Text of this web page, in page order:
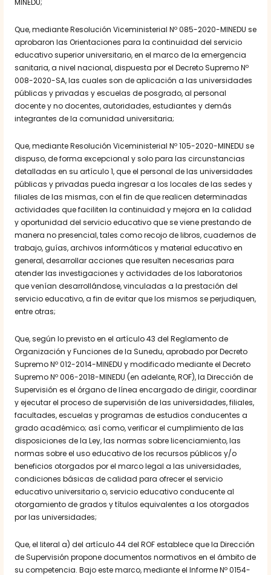
MINEDU;
Que, mediante Resolución Viceministerial Nº 085-2020-MINEDU se
aprobaron las Orientaciones para la continuidad del servicio
educativo superior universitario, en el marco de la emergencia
sanitaria, a nivel nacional, dispuesta por el Decreto Supremo Nº
008-2020-SA, las cuales son de aplicación a las universidades
públicas y privadas y escuelas de posgrado, al personal
docente y no docentes, autoridades, estudiantes y demás
integrantes de la comunidad universitaria;
Que, mediante Resolución Viceministerial Nº 105-2020-MINEDU se
dispuso, de forma excepcional y solo para las circunstancias
detalladas en su artículo 1, que el personal de las universidades
públicas y privadas pueda ingresar a los locales de las sedes y
filiales de las mismas, con el fin de que realicen determinadas
actividades que faciliten la continuidad y mejora en la calidad
y oportunidad del servicio educativo que se viene prestando de
manera no presencial, tales como recojo de libros, cuadernos de
trabajo, guías, archivos informáticos y material educativo en
general, desarrollar acciones que resulten necesarias para
atender las investigaciones y actividades de los laboratorios
que venían desarrollándose, vinculadas a la prestación del
servicio educativo, a fin de evitar que los mismos se perjudiquen,
entre otras;
Que, según lo previsto en el artículo 43 del Reglamento de
Organización y Funciones de la Sunedu, aprobado por Decreto
Supremo Nº 012-2014-MINEDU y modificado mediante el Decreto
Supremo Nº 006-2018-MINEDU (en adelante, ROF), la Dirección de
Supervisión es el órgano de línea encargado de dirigir, coordinar
y ejecutar el proceso de supervisión de las universidades, filiales,
facultades, escuelas y programas de estudios conducentes a
grado académico; así como, verificar el cumplimiento de las
disposiciones de la Ley, las normas sobre licenciamiento, las
normas sobre el uso educativo de los recursos públicos y/o
beneficios otorgados por el marco legal a las universidades,
condiciones básicas de calidad para ofrecer el servicio
educativo universitario o, servicio educativo conducente al
otorgamiento de grados y títulos equivalentes a los otorgados
por las universidades;
Que, el literal a) del artículo 44 del ROF establece que la Dirección
de Supervisión propone documentos normativos en el ámbito de
su competencia. Bajo este marco, mediante el Informe Nº 0154-